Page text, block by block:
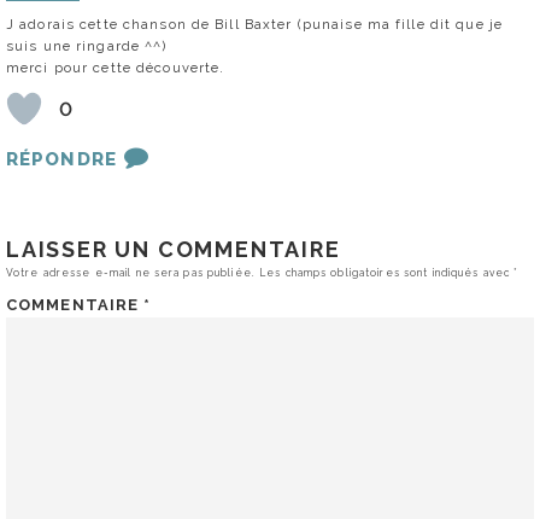
J adorais cette chanson de Bill Baxter (punaise ma fille dit que je
suis une ringarde ^^)
merci pour cette découverte.
0
RÉPONDRE
LAISSER UN COMMENTAIRE
Votre adresse e-mail ne sera pas publiée. Les champs obligatoires sont indiqués avec*
COMMENTAIRE *